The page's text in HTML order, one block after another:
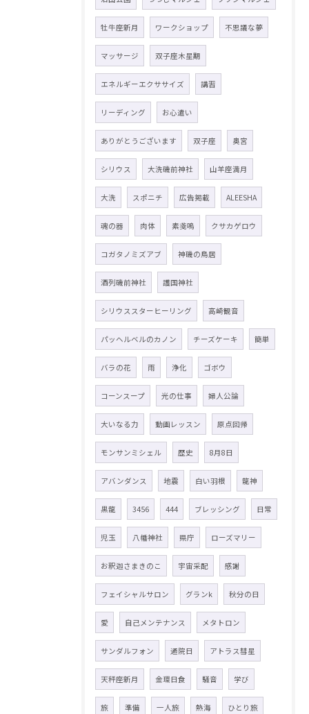
牡牛座新月 ワークショップ 不思議な夢
マッサージ 双子座木星期
エネルギーエクササイズ 講習
リーディング お心遣い
ありがとうございます 双子座 奥宮
シリウス 大洗磯前神社 山羊座満月
大洗 スポニチ 広告掲載 ALEESHA
魂の器 肉体 素戔嗚 クサカゲロウ
コガタノミズアブ 神磯の鳥居
酒列磯前神社 護国神社
シリウススターヒーリング 高崎観音
パッヘルベルのカノン チーズケーキ 簡単
バラの花 雨 浄化 ゴボウ
コーンスープ 光の仕事 婦人公論
大いなる力 動画レッスン 原点回帰
モンサンミシェル 歴史 8月8日
アバンダンス 地震 白い羽根 龍神
黒龍 3456 444 ブレッシング 日常
児玉 八幡神社 県庁 ローズマリー
お釈迦さまきのこ 宇宙采配 感謝
フェイシャルサロン グランk 秋分の日
愛 自己メンテナンス メタトロン
サンダルフォン 通院日 アトラス彗星
天秤座新月 金環日食 騒音 学び
旅 準備 一人旅 熱海 ひとり旅